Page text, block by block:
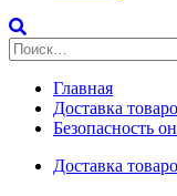
Найти:
Главная
Доставка
Безопасность
Доставка